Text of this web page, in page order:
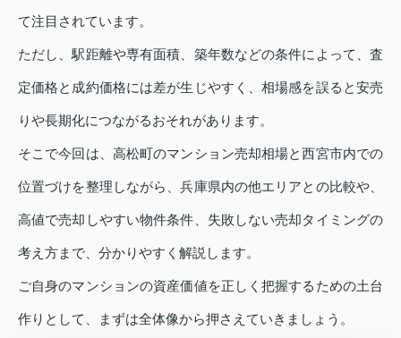
て注目されています。
ただし、駅距離や専有面積、築年数などの条件によって、査
定価格と成約価格には差が生じやすく、相場感を誤ると安売
りや長期化につながるおそれがあります。
そこで今回は、高松町のマンション売却相場と西宮市内での
位置づけを整理しながら、兵庫県内の他エリアとの比較や、
高値で売却しやすい物件条件、失敗しない売却タイミングの
考え方まで、分かりやすく解説します。
ご自身のマンションの資産価値を正しく把握するための土台
作りとして、まずは全体像から押さえていきましょう。